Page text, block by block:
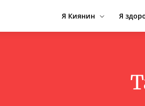
Я Киянин Я